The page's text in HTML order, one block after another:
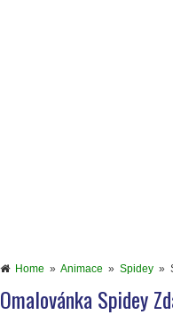
Home » Animace » Spidey »
Omalovánka Spidey